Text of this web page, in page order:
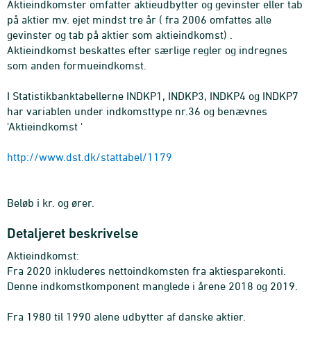
Aktieindkomster omfatter aktieudbytter og gevinster eller tab
på aktier mv. ejet mindst tre år ( fra 2006 omfattes alle
gevinster og tab på aktier som aktieindkomst) .
Aktieindkomst beskattes efter særlige regler og indregnes
som anden formueindkomst.
I Statistikbanktabellerne INDKP1, INDKP3, INDKP4 og INDKP7
har variablen under indkomsttype nr.36 og benævnes
'Aktieindkomst '
http://www.dst.dk/stattabel/1179
Beløb i kr. og ører.
Detaljeret beskrivelse
Aktieindkomst:
Fra 2020 inkluderes nettoindkomsten fra aktiesparekonti.
Denne indkomstkomponent manglede i årene 2018 og 2019.
Fra 1980 til 1990 alene udbytter af danske aktier.